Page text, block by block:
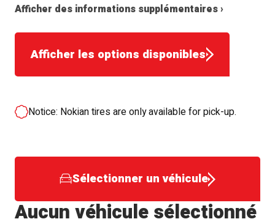
Afficher des informations supplémentaires ›
Afficher les options disponibles
Notice: Nokian tires are only available for pick-up.
Sélectionner un véhicule
Aucun véhicule sélectionné